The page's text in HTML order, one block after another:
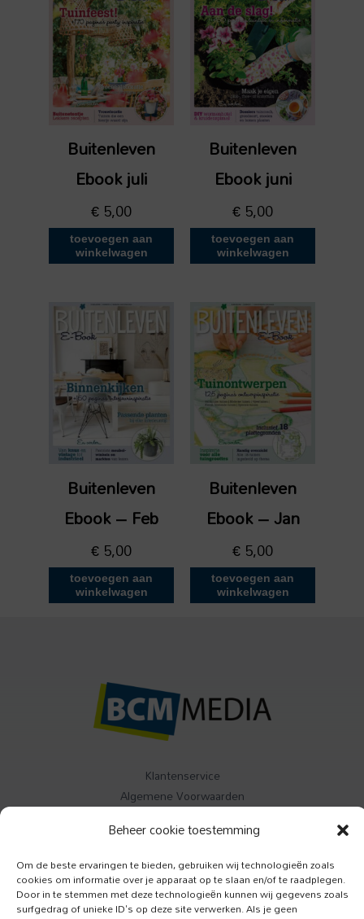
Beheer cookie toestemming
Om de beste ervaringen te bieden, gebruiken wij technologieën zoals
cookies om informatie over je apparaat op te slaan en/of te raadplegen.
Door in te stemmen met deze technologieën kunnen wij gegevens zoals
surfgedrag of unieke ID's op deze site verwerken. Als je geen
Buitenleven
Ebook juli
€5,00
toevoegen aan
winkelwagen
Buitenleven
Ebook juni
€5,00
toevoegen aan
winkelwagen
Buitenleven
Ebook – Feb
€5,00
toevoegen aan
winkelwagen
Buitenleven
Ebook – Jan
€5,00
toevoegen aan
winkelwagen
Klantenservice
Algemene Voorwaarden
Buitenleven
Specials
Jazzism